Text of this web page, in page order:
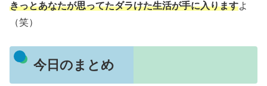
きっとあなたが思ってたダラけた生活が手に入りますよ
（笑）
今日のまとめ